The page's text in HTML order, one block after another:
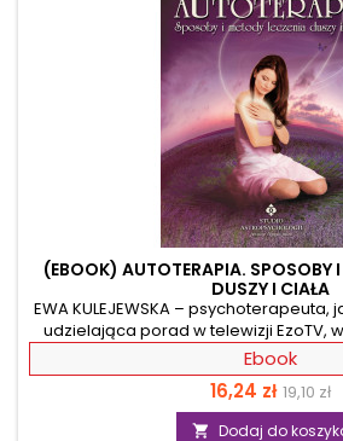
(EBOOK) AUTOTERAPIA. SPOSOBY
DUSZY I CIAŁA
EWA KULEJEWSKA –
udzielająca porad w telewizji EzoTV,
Psychologii Psychotronicznej,
bestsellerów – oferuje Ci
postrzegania, diagnozowania i
język, a powiem, co Ci dolega. Już sam
Ebook
Cena
16,24 zł Cena
19,10 zł
 Dodaj do